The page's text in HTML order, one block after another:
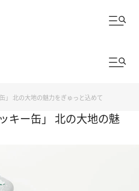
」 北の大地の魅力をぎゅっと込めて
北の大地の魅